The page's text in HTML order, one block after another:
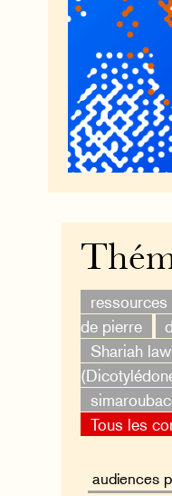
ressources
de pierre
Shariah
Tous les